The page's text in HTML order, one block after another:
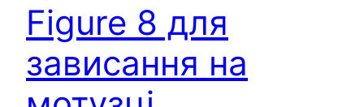
Figure 8 для
зависання на